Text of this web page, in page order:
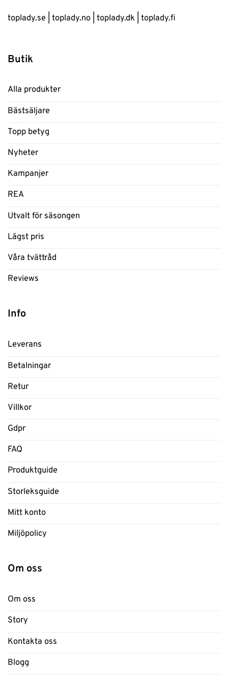
toplady.se toplady.no toplady.dk toplady.fi
Butik
Alla produkter
Bästsäljare
Topp betyg
Nyheter
Kampanjer
REA
Utvalt för säsongen
Lägst pris
Våra tvättråd
Reviews
Info
Leverans
Betalningar
Retur
Villkor
Gdpr
FAQ
Produktguide
Storleksguide
Mitt konto
Miljöpolicy
Om oss
Om oss
Story
Kontakta oss
Blogg